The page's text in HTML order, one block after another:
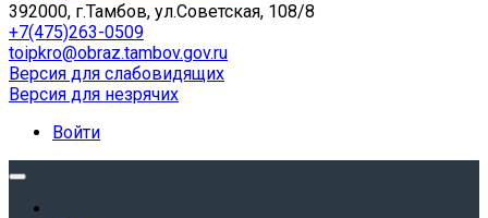
392000, г.Тамбов, ул.Советская, 108/8
+7(475)263-0509
toipkro@obraz.tambov.gov.ru
Версия для слабовидящих
Версия для незрячих
Войти